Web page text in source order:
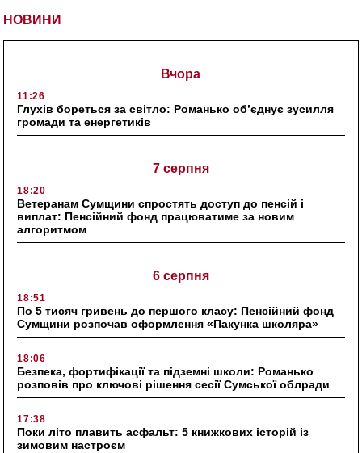
НОВИНИ
Вчора
11:26
Глухів бореться за світло: Романько об’єднує зусилля
громади та енергетиків
7 серпня
18:20
Ветеранам Сумщини спростять доступ до пенсій і
виплат: Пенсійний фонд працюватиме за новим
алгоритмом
6 серпня
18:51
По 5 тисяч гривень до першого класу: Пенсійний фонд
Сумщини розпочав оформлення «Пакунка школяра»
18:06
Безпека, фортифікації та підземні школи: Романько
розповів про ключові рішення сесії Сумської облради
17:38
Поки літо плавить асфальт: 5 книжкових історій із
зимовим настроєм